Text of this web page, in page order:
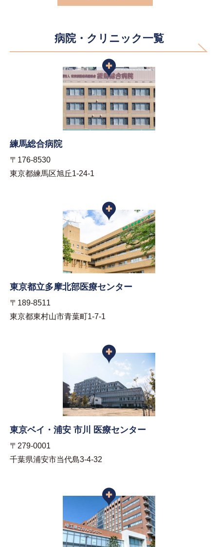
病院・クリニック一覧
練馬総合病院
〒176-8530
東京都練馬区旭丘1-24-1
東京都立多摩北部医療センター
〒189-8511
東京都東村山市青葉町1-7-1
東京ベイ・浦安 市川 医療センター
〒279-0001
千葉県浦安市当代島3-4-32